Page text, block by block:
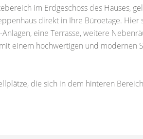
im Erdgeschoss des Hauses,
direkt in Ihre Büroetage.
eine Terrasse, weitere
einem hochwertigen und modernen
die sich in dem hinteren